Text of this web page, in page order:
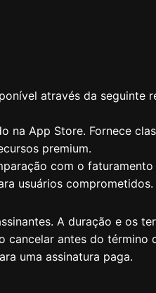
através da seguinte
na App Store. Fornece
premium.
com o faturamento
usuários comprometidos.
A duração e os
cancelar antes do término
uma assinatura paga.